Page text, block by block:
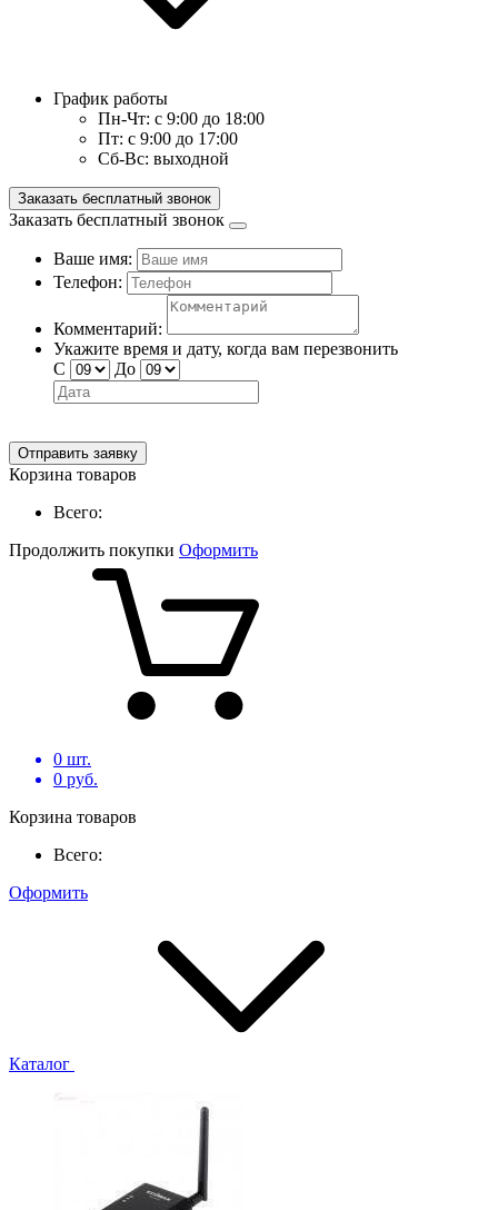
График работы
Пн-Чт: с 9:00 до 18:00
Пт: с 9:00 до 17:00
Сб-Вс: выходной
Заказать бесплатный звонок
Заказать бесплатный звонок
Ваше имя:
Телефон:
Комментарий:
Укажите время и дату, когда вам перезвонить
С
До
Отправить заявку
Корзина товаров
Всего:
Продолжить покупки Оформить
0 шт.
0 руб.
Корзина товаров
Всего:
Оформить
Каталог